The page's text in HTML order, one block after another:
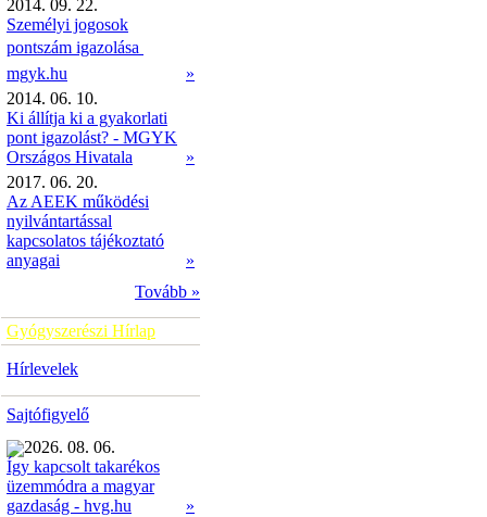
2014. 09. 22.
Személyi jogosok
pontszám igazolása 
mgyk.hu
»
2014. 06. 10.
Ki állítja ki a gyakorlati
pont igazolást? - MGYK
Országos Hivatala
»
2017. 06. 20.
Az AEEK működési
nyilvántartással
kapcsolatos tájékoztató
anyagai
»
Tovább »
Gyógyszerészi Hírlap
Hírlevelek
Sajtófigyelő
2026. 08. 06.
Így kapcsolt takarékos
üzemmódra a magyar
gazdaság - hvg.hu
»